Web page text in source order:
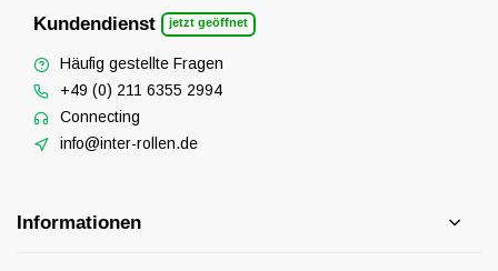
Kundendienst jetzt geöffnet
Häufig gestellte Fragen
+49 (0) 211 6355 2994
Connecting
info@inter-rollen.de
Informationen